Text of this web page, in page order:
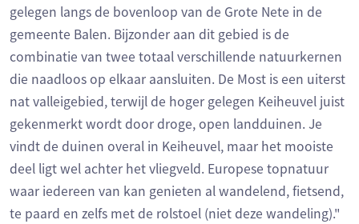
gelegen langs de bovenloop van de Grote Nete in de
gemeente Balen. Bijzonder aan dit gebied is de
combinatie van twee totaal verschillende natuurkernen
die naadloos op elkaar aansluiten. De Most is een uiterst
nat valleigebied, terwijl de hoger gelegen Keiheuvel juist
gekenmerkt wordt door droge, open landduinen. Je
vindt de duinen overal in Keiheuvel, maar het mooiste
deel ligt wel achter het vliegveld. Europese topnatuur
waar iedereen van kan genieten al wandelend, fietsend,
te paard en zelfs met de rolstoel (niet deze wandeling)."